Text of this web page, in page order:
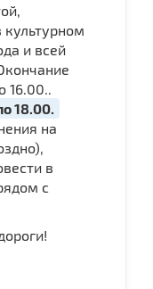
культурном
и всей
18.00.
на
в
с